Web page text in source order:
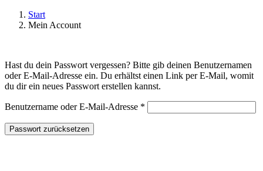
Start
Mein Account
Hast du dein Passwort vergessen? Bitte gib deinen Benutzernamen
oder E-Mail-Adresse ein. Du erhältst einen Link per E-Mail, womit
du dir ein neues Passwort erstellen kannst.
Benutzername oder E-Mail-Adresse *
Passwort zurücksetzen